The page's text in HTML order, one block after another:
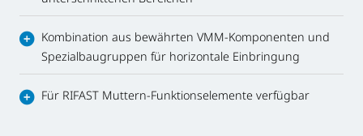
Kombination aus bewährten VMM-Komponenten und
Spezialbaugruppen für horizontale Einbringung
Für RIFAST Muttern-Funktionselemente verfügbar